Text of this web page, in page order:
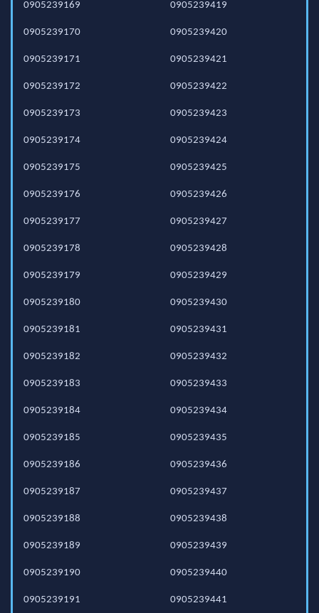
0905239169
0905239170
0905239171
0905239172
0905239173
0905239174
0905239175
0905239176
0905239177
0905239178
0905239179
0905239180
0905239181
0905239182
0905239183
0905239184
0905239185
0905239186
0905239187
0905239188
0905239189
0905239190
0905239191
0905239419
0905239420
0905239421
0905239422
0905239423
0905239424
0905239425
0905239426
0905239427
0905239428
0905239429
0905239430
0905239431
0905239432
0905239433
0905239434
0905239435
0905239436
0905239437
0905239438
0905239439
0905239440
0905239441